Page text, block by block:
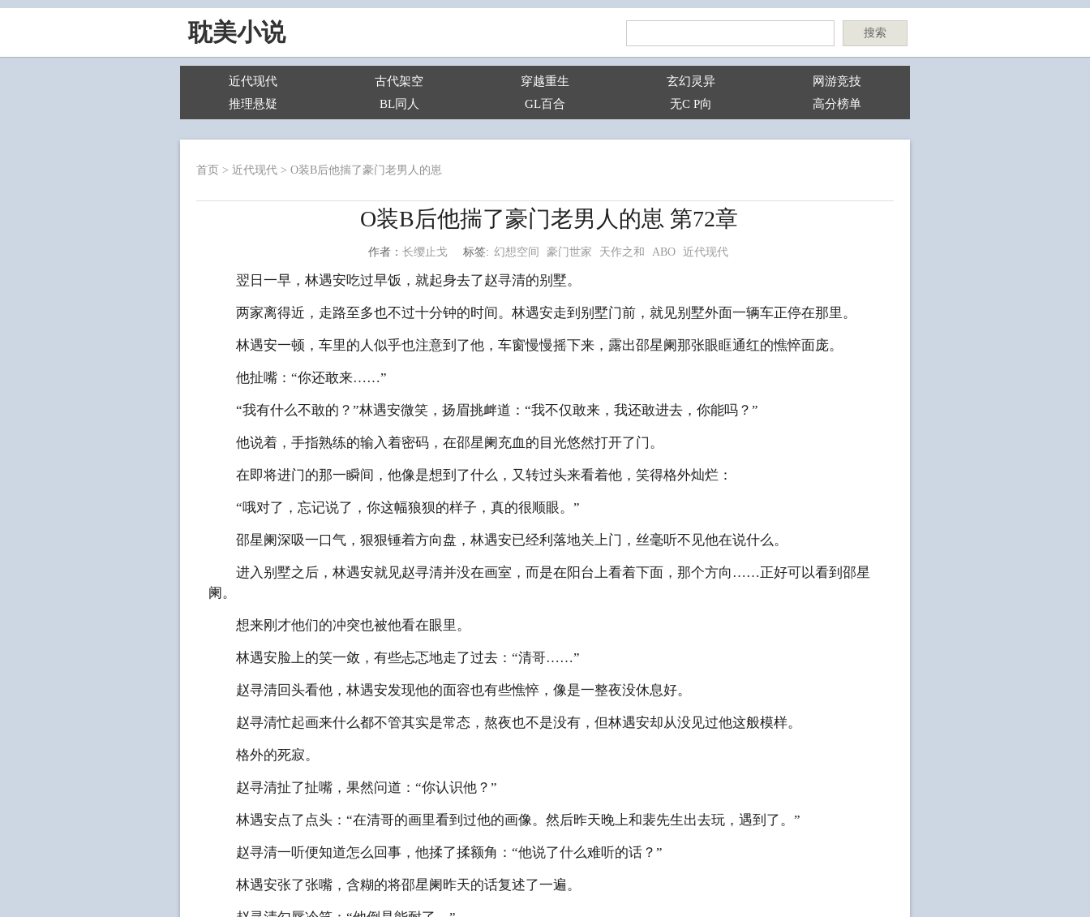
耽美小说 搜索
近代现代 古代架空 穿越重生 玄幻灵异
网游竞技
推理悬疑
BL同人 GL百合 无C P向 高分榜单
首页 > 近代现代 > O装B后他揣了豪门老男人的崽
O装B后他揣了豪门老男人的崽 第72章
作者： 长缨止戈 标签: 幻想空间 豪门世家 天作之和 ABO 近代现代
翌日一早，林遇安吃过早饭，就起身去了赵寻清的别墅。
两家离得近，走路至多也不过十分钟的时间。林遇安走到别墅门前，就见别墅外面一辆车正停在那里。
林遇安一顿，车里的人似乎也注意到了他，车窗慢慢摇下来，露出邵星阑那张眼眶通红的憔悴面庞。
他扯嘴：“你还敢来……”
“我有什么不敢的？”林遇安微笑，扬眉挑衅道：“我不仅敢来，我还敢进去，你能吗？”
他说着，手指熟练的输入着密码，在邵星阑充血的目光悠然打开了门。
在即将进门的那一瞬间，他像是想到了什么，又转过头来看着他，笑得格外灿烂：
“哦对了，忘记说了，你这幅狼狈的样子，真的很顺眼。”
邵星阑深吸一口气，狠狠锤着方向盘，林遇安已经利落地关上门，丝毫听不见他在说什么。
进入别墅之后，林遇安就见赵寻清并没在画室，而是在阳台上看着下面，那个方向……正好可以看到邵星
阑。
想来刚才他们的冲突也被他看在眼里。
林遇安脸上的笑一敛，有些忐忑地走了过去：“清哥……”
赵寻清回头看他，林遇安发现他的面容也有些憔悴，像是一整夜没休息好。
赵寻清忙起画来什么都不管其实是常态，熬夜也不是没有，但林遇安却从没见过他这般模样。
格外的死寂。
赵寻清扯了扯嘴，果然问道：“你认识他？”
林遇安点了点头：“在清哥的画里看到过他的画像。然后昨天晚上和裴先生出去玩，遇到了。”
赵寻清一听便知道怎么回事，他揉了揉额角：“他说了什么难听的话？”
林遇安张了张嘴，含糊的将邵星阑昨天的话复述了一遍。